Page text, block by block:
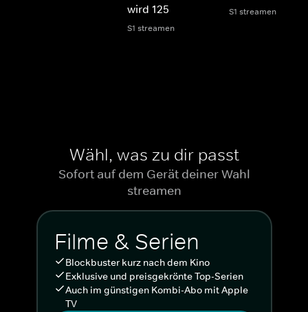
wird 125
S1 streamen
S1 streamen
Wähl, was zu dir passt
Sofort auf dem Gerät deiner Wahl
streamen
Filme & Serien
Blockbuster kurz nach dem Kino
Exklusive und preisgekrönte Top-Serien
Auch im günstigen Kombi-Abo mit Apple
TV